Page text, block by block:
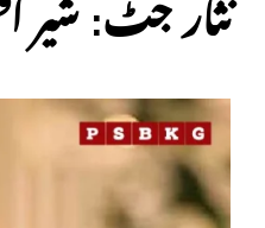
نثار جٹ: شیر